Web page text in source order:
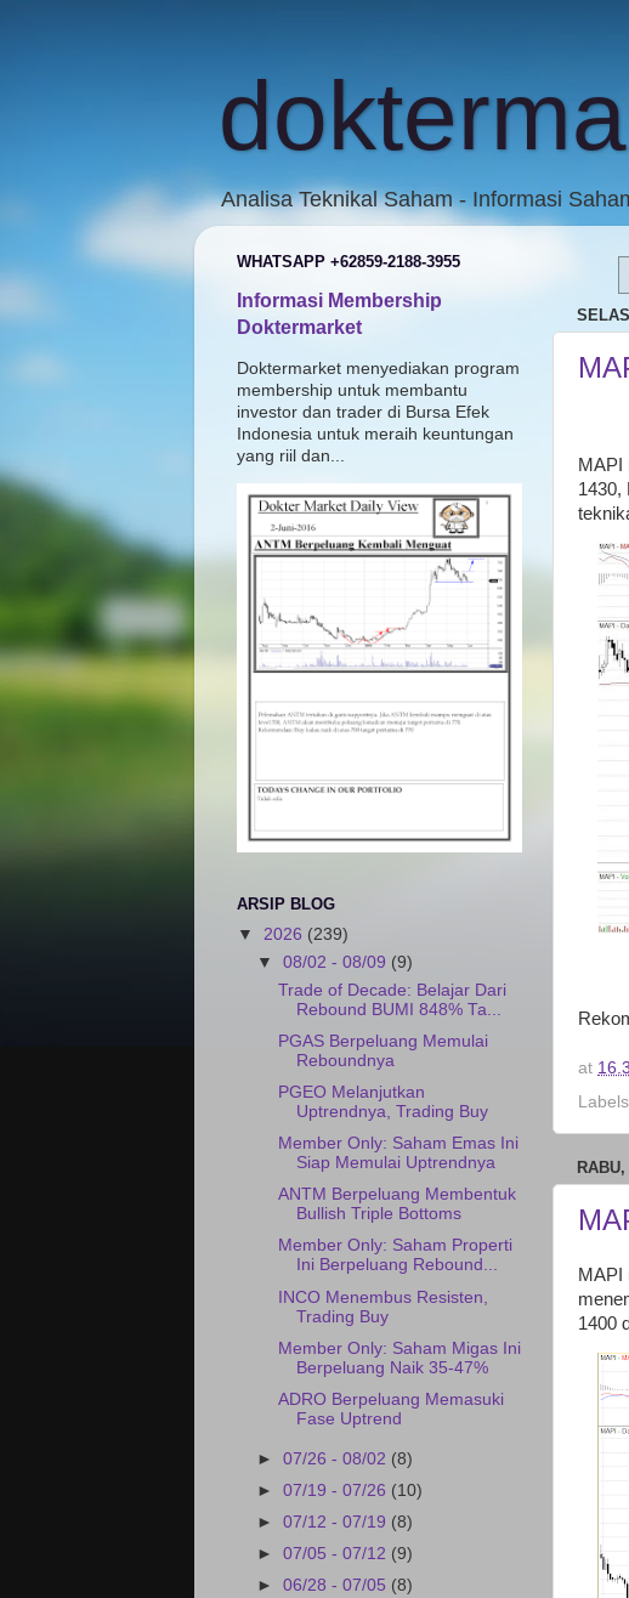
Analisa Teknikal Saham - Informasi
MAPI
1430,
at
MAPI
1400
WHATSAPP +62859-2188-3955
Informasi Membership
Doktermarket
Doktermarket menyediakan program
membership untuk membantu
investor dan trader di Bursa Efek
Indonesia untuk meraih keuntungan
yang riil dan...
ARSIP BLOG
▼ 2026 (239)
▼08/02 - 08/09 (9)
Trade of Decade: Belajar Dari
Rebound BUMI 848% Ta...
PGAS Berpeluang Memulai
Reboundnya
PGEO Melanjutkan
Uptrendnya, Trading Buy
Member Only: Saham Emas Ini
Siap Memulai Uptrendnya
ANTM Berpeluang Membentuk
Bullish Triple Bottoms
Member Only: Saham Properti
Ini Berpeluang Rebound...
INCO Menembus Resisten,
Trading Buy
Member Only: Saham Migas Ini
Berpeluang Naik 35-47%
ADRO Berpeluang Memasuki
Fase Uptrend
►07/26 - 08/02 (8)
►07/19 - 07/26 (10)
►07/12 - 07/19 (8)
►07/05 - 07/12 (9)
►06/28 - 07/05 (8)